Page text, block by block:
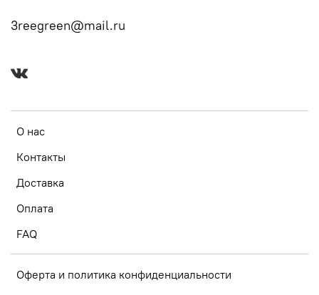
О нас
Контакты
Доставка
Оплата
FAQ
Оферта и политика конфиденциальности
3reegreen@mail.ru